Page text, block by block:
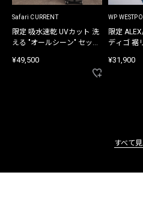
Safari CURRENT
限定 吸水速乾 UVカット 洗
える "オールシーン" セット
¥49,500
WP
限定
ディゴ 裾
¥31,900
すべて見